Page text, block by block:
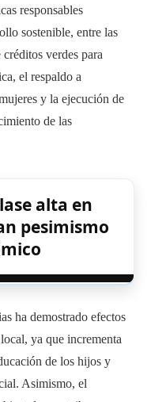
responsables
sostenible, entre las
verdes para
el respaldo a
y la ejecución de
de las
alta en
pesimismo
ha demostrado efectos
ya que incrementa
de los hijos y
Asimismo, el